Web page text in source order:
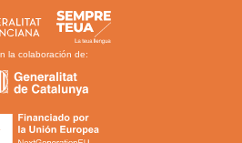
la colaboración de: